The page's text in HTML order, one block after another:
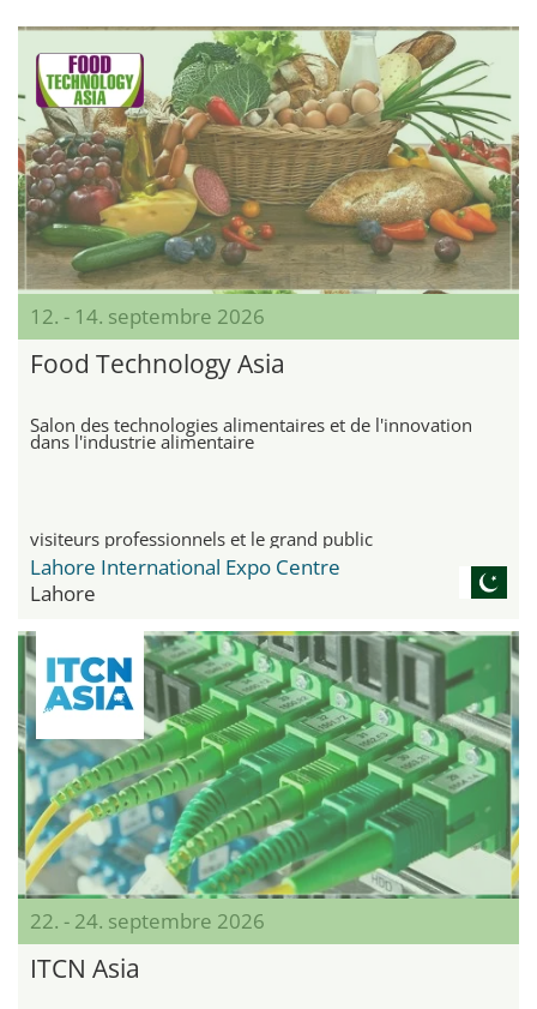
12. - 14. septembre 2026
Food Technology Asia
Salon des technologies alimentaires et de l'innovation
dans l'industrie alimentaire
visiteurs professionnels et le grand public
Lahore International Expo Centre
Lahore
22. - 24. septembre 2026
ITCN Asia